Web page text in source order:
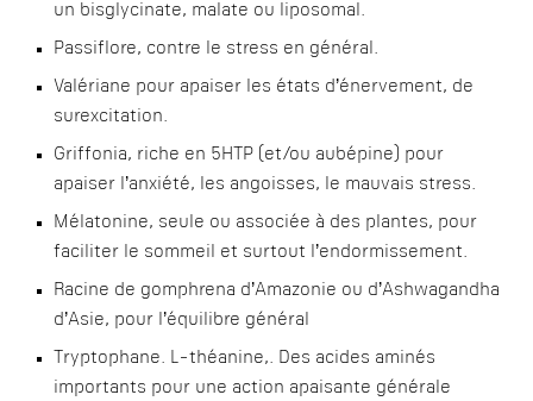
un bisglycinate, malate ou liposomal.
Passiflore, contre le stress en général.
Valériane pour apaiser les états d’énervement, de
surexcitation.
Griffonia, riche en 5HTP (et/ou aubépine) pour
apaiser l’anxiété, les angoisses, le mauvais stress.
Mélatonine, seule ou associée à des plantes, pour
faciliter le sommeil et surtout l’endormissement.
Racine de gomphrena d’Amazonie ou d’Ashwagandha
d’Asie, pour l’équilibre général
Tryptophane. L-théanine,. Des acides aminés
importants pour une action apaisante générale